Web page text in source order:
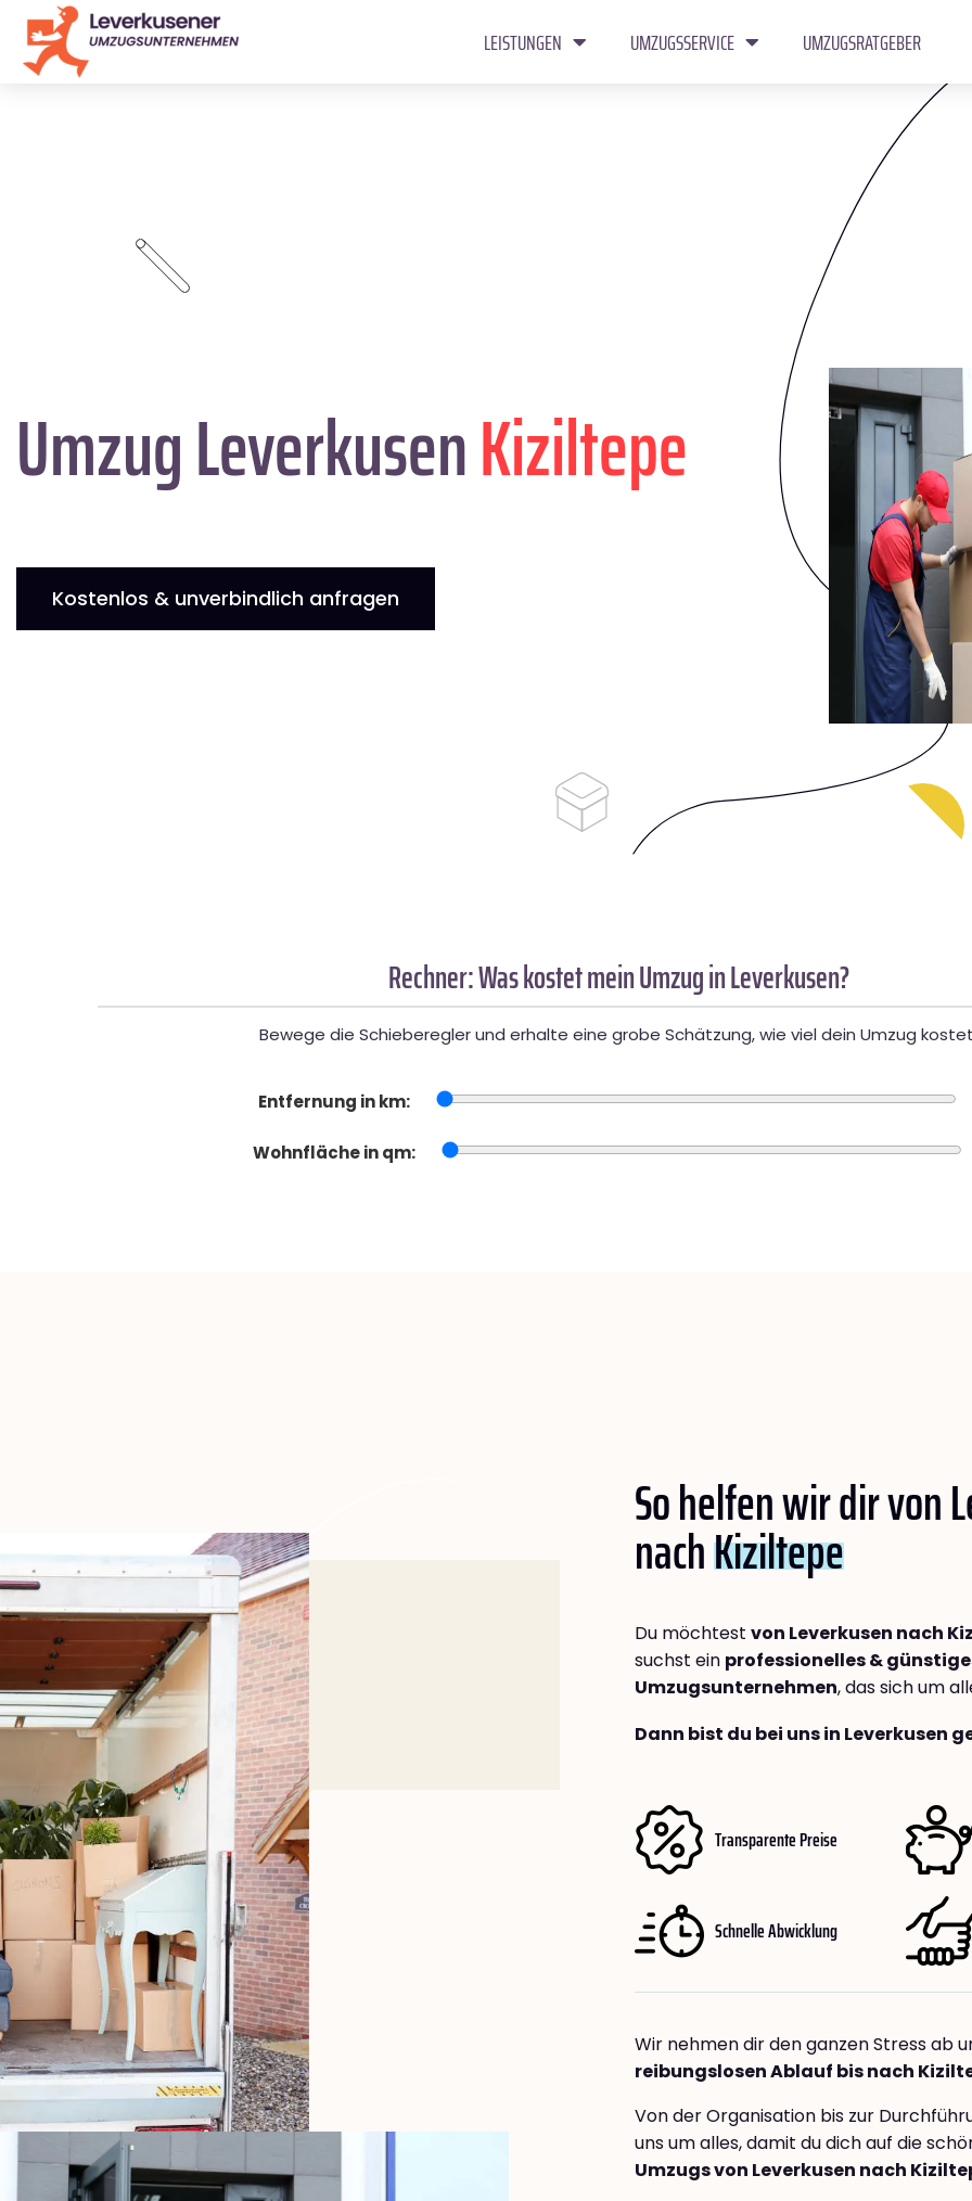
LEISTUNGEN UMZUGSSERVICE UMZUGSRATGEBER
Umzug LeverkusenKiziltepe
Kostenlos & unverbindlich anfragen
Rechner: Was kostet mein Umzug in Leverkusen?
Bewege die Schieberegler und erhalte eine grobe Schätzung, wie viel dein Umzug
Entfernung in km:
Wohnfläche in qm:
So helfen wir dir von
nachKiziltepe
Du möchtest von Leverkusen nach
suchst ein professionelles &
Umzugsunternehmen, das sich um
Dann bist du bei uns in Leverkusen
Transparente Preise
Schnelle Abwicklung
Wir nehmen dir den ganzen Stress ab
reibungslosen Ablauf bis nach
Von der Organisation bis zur
uns um alles, damit du dich auf die
Umzugs von Leverkusen nach